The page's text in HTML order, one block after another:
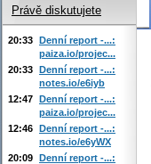
Právě diskutujete
20:33 Denní report -...:
paiza.io/projec...
20:33 Denní report -...:
notes.io/e6iyb
12:47 Denní report -...:
paiza.io/projec...
12:46 Denní report -...:
notes.io/e6yWX
20:09 Denní report -...: